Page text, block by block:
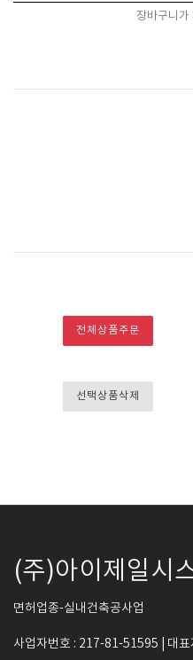
장바구니가
전체상품주문
선택상품삭제
(주)아이제일시
면허업종-실내건축공사업
사업자번호 : 217-81-51595 | 대표